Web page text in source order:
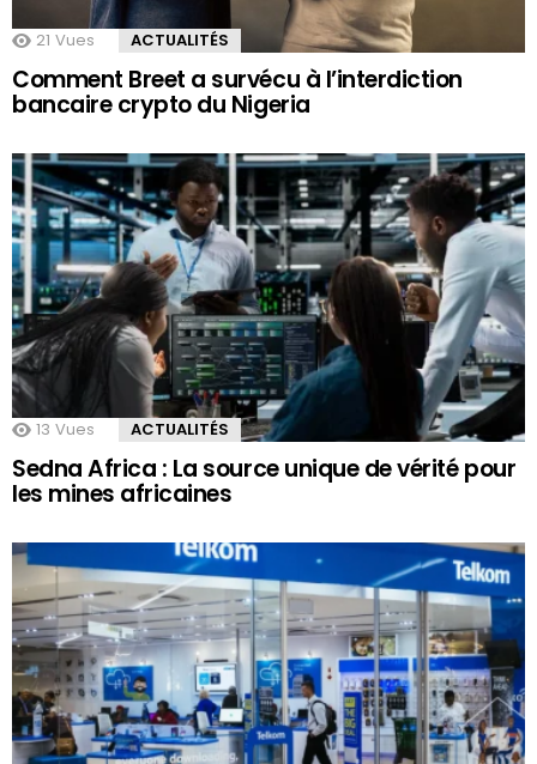
21 Vues ACTUALITÉS
Comment Breet a survécu à l’interdiction
bancaire crypto du Nigeria
13 Vues ACTUALITÉS
Sedna Africa : La source unique de vérité pour
les mines africaines